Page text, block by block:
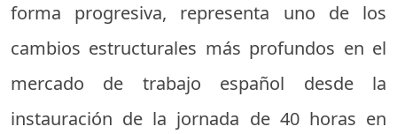
forma progresiva, representa uno de los
cambios estructurales más profundos en el
mercado de trabajo español desde la
instauración de la jornada de 40 horas en